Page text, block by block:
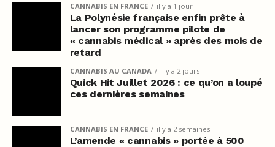
CANNABIS EN FRANCE il y a 1 jour
La Polynésie française enfin prête à
lancer son programme pilote de
« cannabis médical » après des mois de
retard
CANNABIS AU CANADA il y a 2 jours
Quick Hit Juillet 2026 : ce qu’on a loupé
ces dernières semaines
CANNABIS EN FRANCE il y a 2 semaines
L’amende « cannabis » portée à 500